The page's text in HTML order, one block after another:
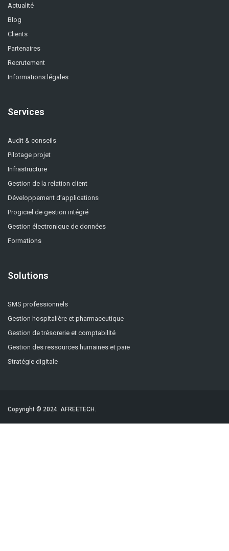
Actualité
Blog
Clients
Partenaires
Recrutement
Informations légales
Services
Audit & conseils
Pilotage projet
Infrastructure
Gestion de la relation client
Développement d’applications
Progiciel de gestion intégré
Gestion électronique de données
Formations
Solutions
SMS professionnels
Gestion hospitalière et pharmaceutique
Gestion de trésorerie et comptabilité
Gestion des ressources humaines et paie
Stratégie digitale
Copyright © 2024. AFREETECH.